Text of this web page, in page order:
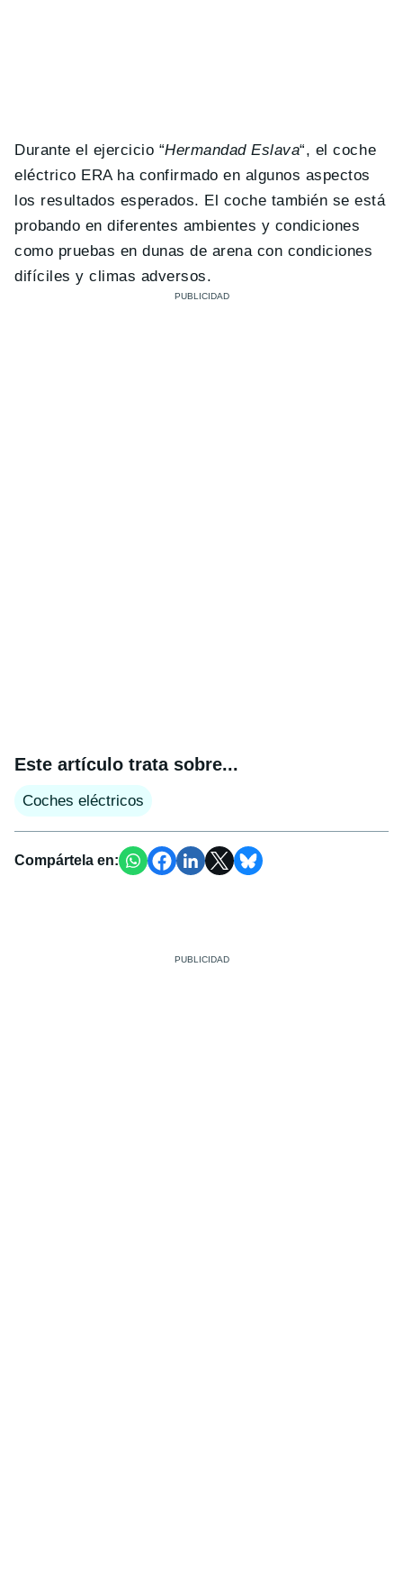
Durante el ejercicio “Hermandad Eslava“, el coche
eléctrico ERA ha confirmado en algunos aspectos
los resultados esperados. El coche también se está
probando en diferentes ambientes y condiciones
como pruebas en dunas de arena con condiciones
difíciles y climas adversos.
Este artículo trata sobre...
Coches eléctricos
Compártela en: